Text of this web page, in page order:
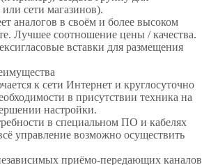
сети магазинов).
аналогов в своём и более высоком
Лучшее соотношение цены / качества.
вставки для размещения
к сети Интернет и круглосуточно
в присутствии техника на
настройки.
в специальном ПО и кабелях
управление возможно осуществить
приёмо-передающих каналов